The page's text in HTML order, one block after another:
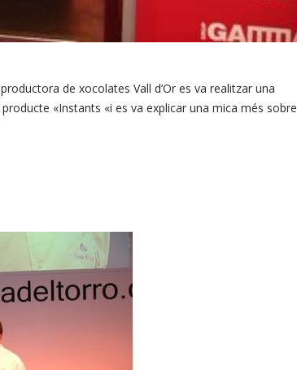
productora de xocolates Vall d’Or es va realitzar una
producte «Instants «i es va explicar una mica més sobre